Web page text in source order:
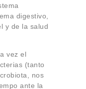
digestivo,
y de la salud
vez el
(tanto
nos
ante la